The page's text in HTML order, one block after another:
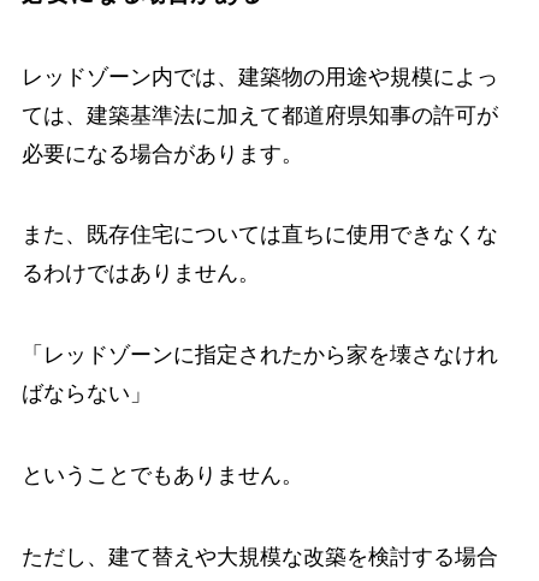
レッドゾーン内では、建築物の用途や規模によっ
ては、建築基準法に加えて都道府県知事の許可が
必要になる場合があります。
また、既存住宅については直ちに使用できなくな
るわけではありません。
「レッドゾーンに指定されたから家を壊さなけれ
ばならない」
ということでもありません。
ただし、建て替えや大規模な改築を検討する場合